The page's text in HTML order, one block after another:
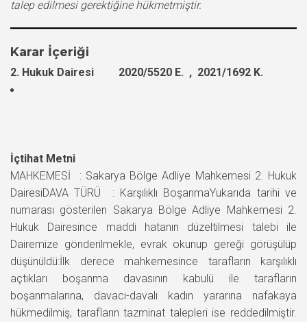
talep edilmesi gerektiğine hükmetmiştir.
Karar İçeriği
2. Hukuk Dairesi 2020/5520 E. , 2021/1692 K.
İçtihat Metni
MAHKEMESİ : Sakarya Bölge Adliye Mahkemesi 2. Hukuk
DairesiDAVA TÜRÜ : Karşılıklı BoşanmaYukarıda tarihi ve
numarası gösterilen Sakarya Bölge Adliye Mahkemesi 2.
Hukuk Dairesince maddi hatanın düzeltilmesi talebi ile
Dairemize gönderilmekle, evrak okunup gereği görüşülüp
düşünüldü:İlk derece mahkemesince tarafların karşılıklı
açtıkları boşanma davasının kabulü ile tarafların
boşanmalarına, davacı-davalı kadın yararına nafakaya
hükmedilmiş, tarafların tazminat talepleri ise reddedilmiştir.